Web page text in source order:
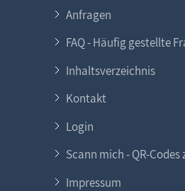
Anfragen
FAQ - Häufig gestellte
Inhaltsverzeichnis
Kontakt
Login
Scann mich - QR-
Impressum